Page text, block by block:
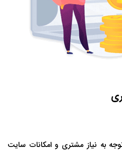
به نیاز مشتری و امکانات سایت